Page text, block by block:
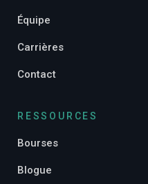
Équipe
Carrières
Contact
RESSOURCES
Bourses
Blogue